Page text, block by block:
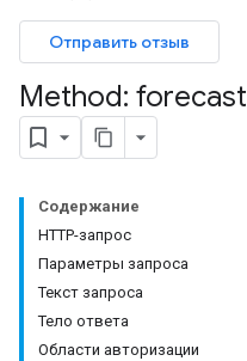
Отправить отзыв
Method: forecast
Содержание
HTTP-запрос
Параметры запроса
Текст запроса
Тело ответа
Области авторизации